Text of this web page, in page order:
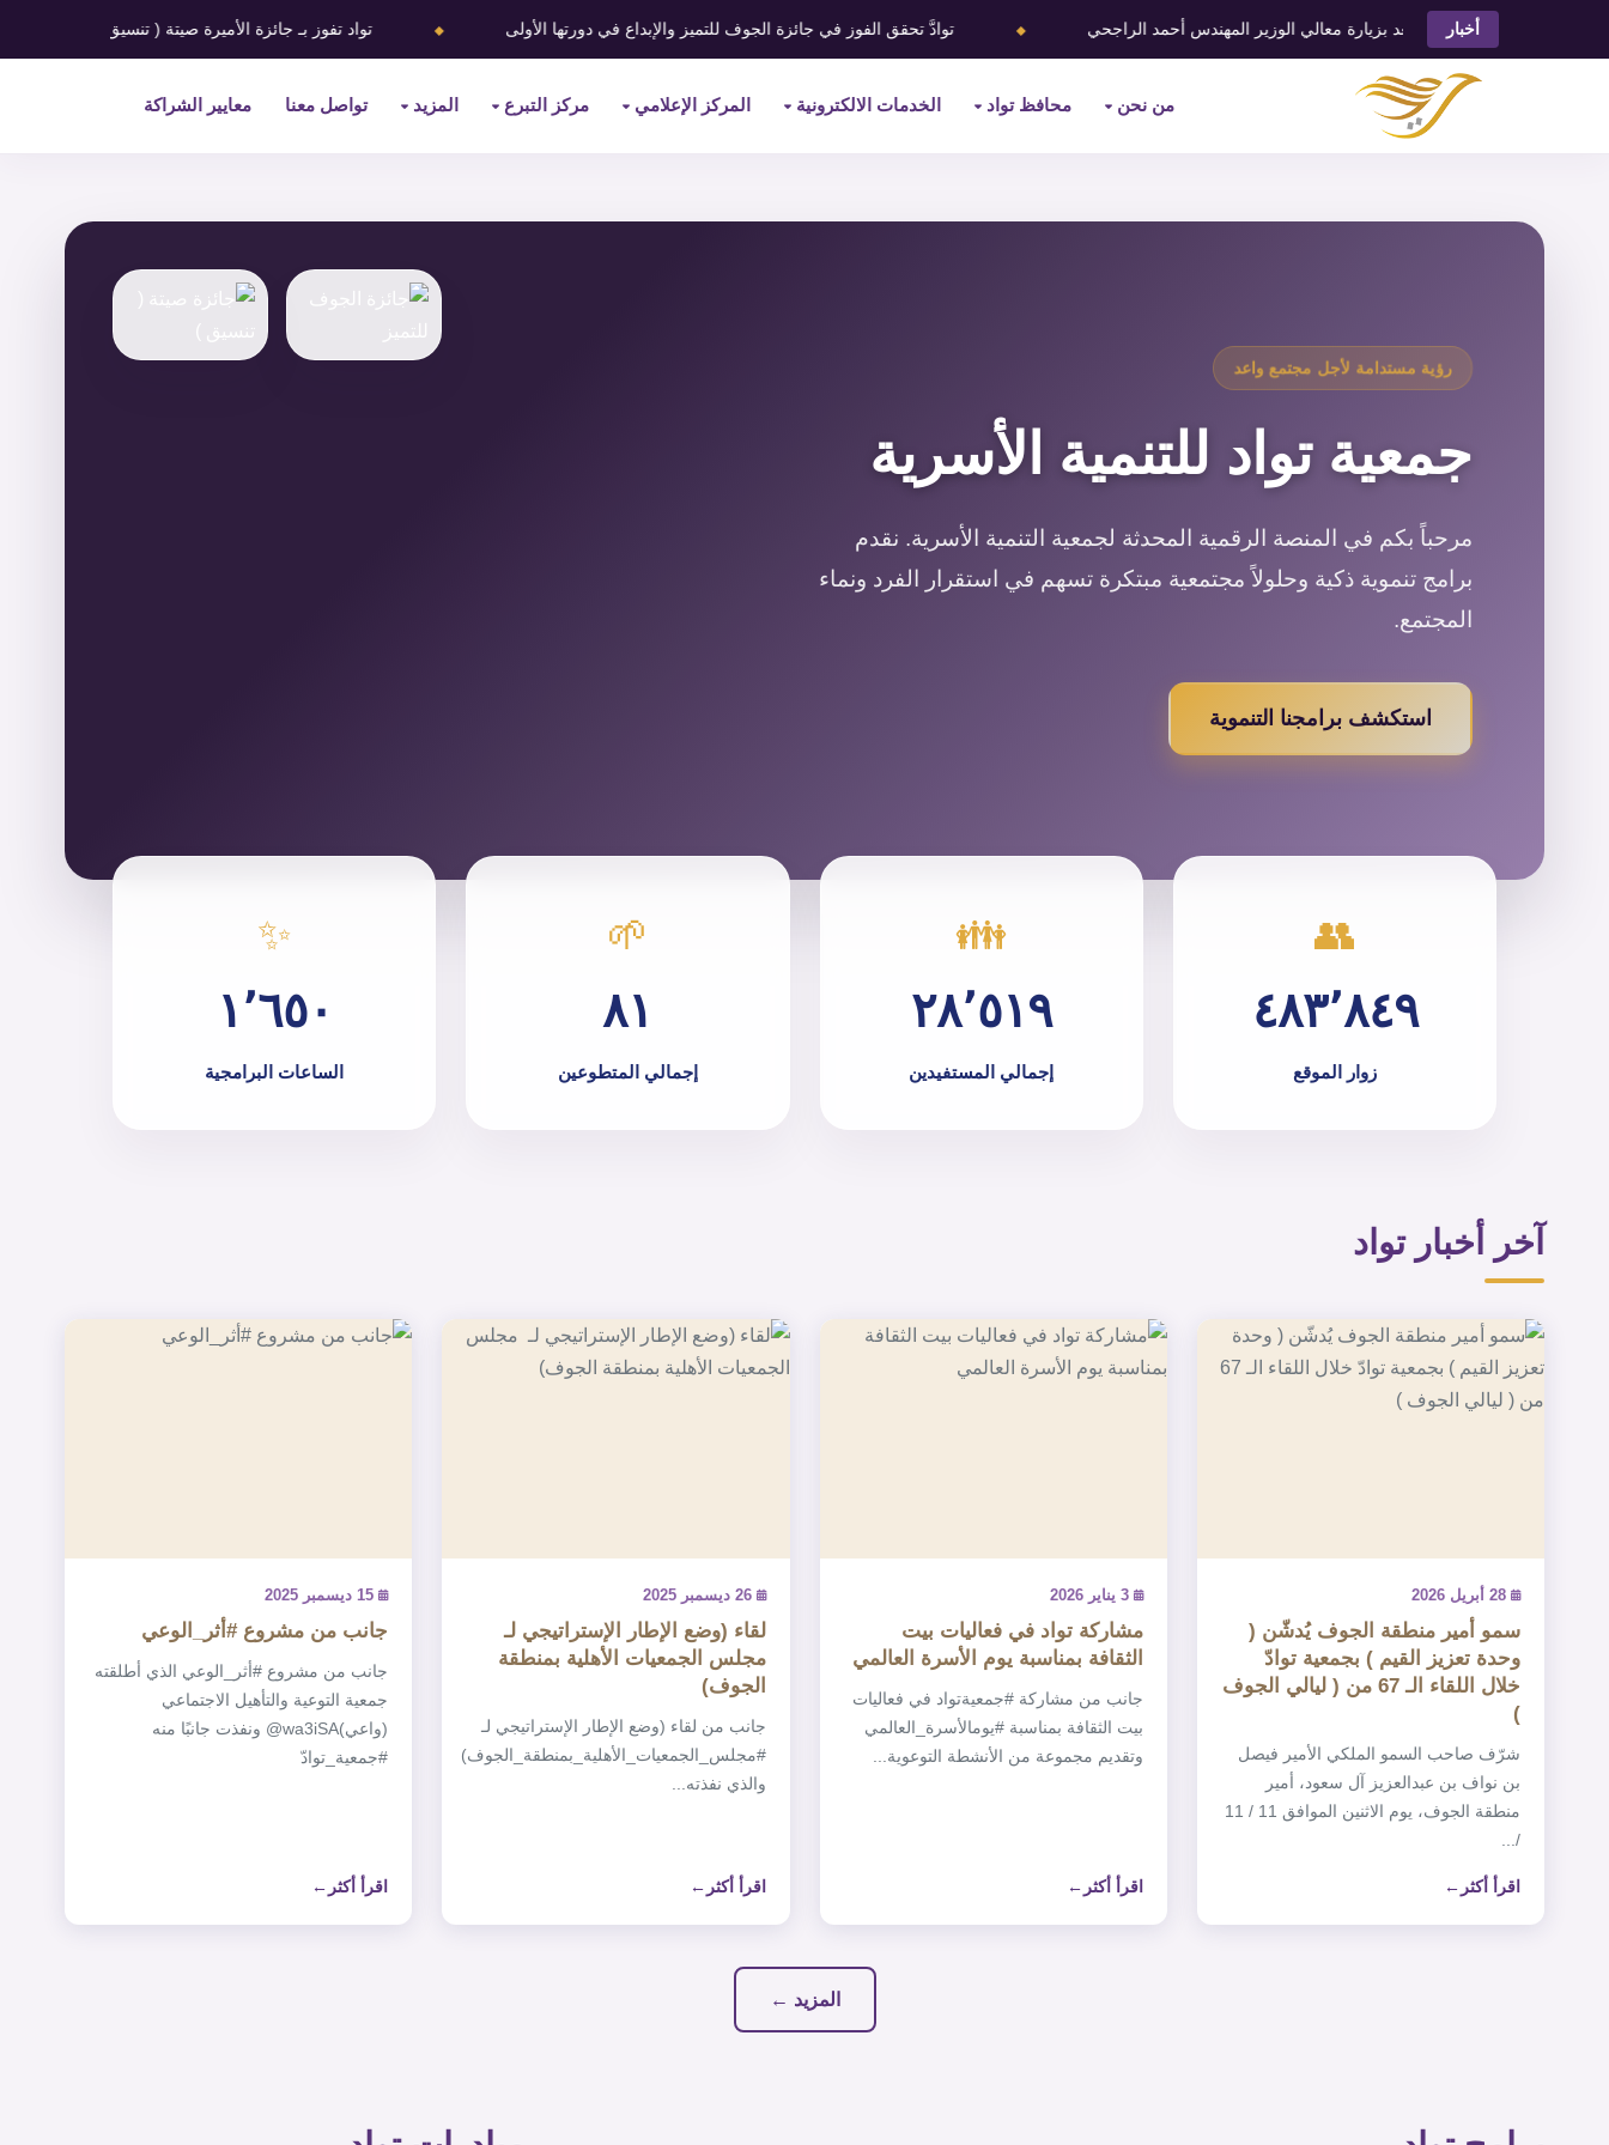
أخبار
توادُّ تسعد بزيارة معالي الوزير المهندس أحمد الراجحي ⬥ توادَّ تحقق الفوز في جائزة الجوف للتميز والإبداع في دورتها الأولى ⬥ تواد تفوز بـ ‎جائزة الأميرة صيتة ( ‎تنسيق ) في دورتها الأولى
من نحن محافظ تواد الخدمات الالكترونية المركز الإعلامي مركز التبرع المزيد تواصل معنا معايير الشراكة
رؤية مستدامة لأجل مجتمع واعد
جمعية تواد للتنمية الأسرية
مرحباً بكم في المنصة الرقمية المحدثة لجمعية التنمية الأسرية. نقدم
برامج تنموية ذكية وحلولاً مجتمعية مبتكرة تسهم في استقرار الفرد ونماء
المجتمع.
استكشف برامجنا التنموية
👥
٤٨٣٬٨٤٩
زوار الموقع
👪
٢٨٬٥١٩
إجمالي المستفيدين
🌱
٨١
إجمالي المتطوعين
✨
١٬٦٥٠
الساعات البرامجية
آخر أخبار تواد
28 أبريل 2026
سمو أمير منطقة الجوف يُدشّن (
وحدة تعزيز القيم ) بجمعية توادّ
خلال اللقاء الـ 67 من ( ليالي الجوف
)
شرّف صاحب السمو الملكي الأمير فيصل
بن نواف بن عبدالعزيز آل سعود، أمير
منطقة الجوف، يوم الاثنين الموافق 11 / 11
/...
اقرأ أكثر
3 يناير 2026
مشاركة تواد في فعاليات بيت
الثقافة بمناسبة ‎يوم الأسرة العالمي
‏جانب من مشاركة ‎#جمعيةتواد في فعاليات
بيت الثقافة بمناسبة ‎#يومالأسرة_العالمي
وتقديم مجموعة من الأنشطة التوعوية...
اقرأ أكثر
26 ديسمبر 2025
مجلس الجمعيات الأهلية بمنطقة
الجوف)
‏جانب من لقاء (وضع الإطار الإستراتيجي لـ
‎#مجلس_الجمعيات_الأهلية_بمنطقة_الجوف)
والذي نفذته...
اقرأ أكثر
15 ديسمبر 2025
جانب من مشروع ‎#أثر_الوعي
جانب من مشروع ‎#أثر_الوعي الذي أطلقته
جمعية التوعية والتأهيل الاجتماعي
(واعي)‎@wa3iSA ونفذت جانبًا منه
اقرأ أكثر
المزيد ←